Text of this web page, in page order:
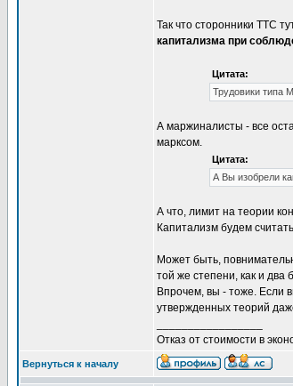
Так что сторонники ТТС
капитализма при
Цитата:
Трудовики типа
А маржиналисты - все
марксом.
Цитата:
А Вы изобрели
А что, лимит на теории
Капитализм будем
Может быть,
той же степени, как и два
Впрочем, вы - тоже. Если
утвержденных теорий
Отказ от стоимости в
Вернуться к началу